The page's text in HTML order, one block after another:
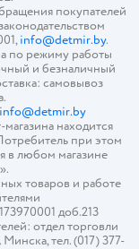
покупателей
info@detmir.by.
по режиму работы
и безналичный
самовывоз
info@detmir.by
находится
при этом
в любом магазине
товаров и работе
доб.213
отдел торговли
тел. (017) 377-